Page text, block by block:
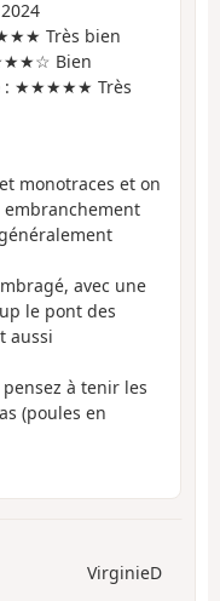
Très bien
Bien
: ★★★★★ Très
monotraces et on
avec une
le pont des
aussi
à tenir les
(poules en
VirginieD